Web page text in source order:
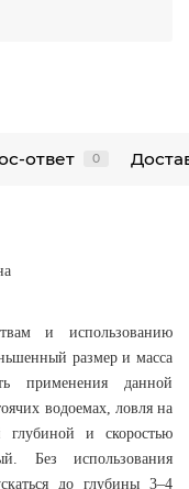
ответ 0
и использованию
размер и масса
применения данной
водоемах, ловля на
и скоростью
Без использования
до глубины 3–4